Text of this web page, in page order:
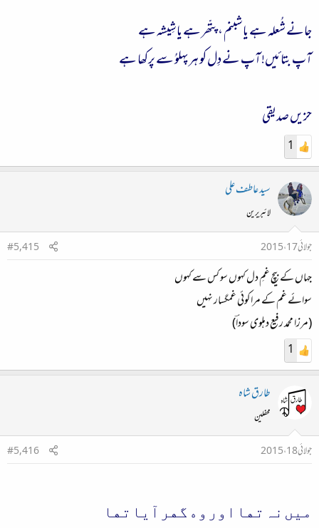
جانے شُعلہ ہے یا شبنم ، پتّھر ہے یا شِیشہ ہے
آپ بتائیں! آپ نے دِل کو ہرپہلوُ سے پرکھا ہے
حزیں صدیقی
1
سید عاطف علی
لائبریرین
جولائی 17، 2015
#5,415
جہاں کے بیچ غمِ دل کہوں سو کس سے کہوں
سوائے غم کے مرا کوئی غمگسار نہیں
(مرزا محمد رفیع دہلوی سوداؔ)
1
طارق شاہ
محفلین
جولائی 18، 2015
#5,416
ﻣﯿﮟ ﻧﮧ ﺗﮭﺎ ﺍﻭﺭ ﻭﮦ ﮔﮭﺮ ﺁﯾﺎ ﺗﮭﺎ